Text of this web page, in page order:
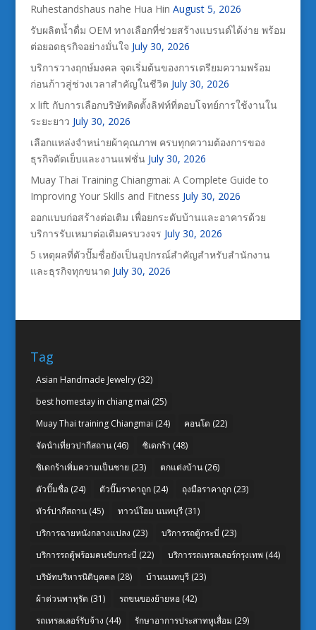
Ruhestandshaus nahe Hua Hin August 5, 2026
รับผลิตน้ำดื่ม OEM ทางเลือกที่ช่วยสร้างแบรนด์ได้ง่าย พร้อม
ต่อยอดธุรกิจอย่างมั่นใจ July 30, 2026
บริการวางฤกษ์มงคล จุดเริ่มต้นของการเตรียมความพร้อม
ก่อนก้าวสู่ช่วงเวลาสำคัญในชีวิต July 30, 2026
x lift กับการเลือกบริษัทติดตั้งลิฟท์ที่ตอบโจทย์การใช้งานใน
ระยะยาว July 30, 2026
เลือกแหล่งจำหน่ายผ้าคุณภาพ ครบทุกความต้องการของ
ธุรกิจตัดเย็บและงานแฟชั่น July 30, 2026
Muay Thai Training Chiangmai: A Complete Guide to
Improving Your Skills and Fitness July 30, 2026
ออกแบบก่อสร้างต่อเติม เพื่อยกระดับบ้านและอาคารด้วย
บริการรับเหมาต่อเติมครบวงจร July 30, 2026
5 เหตุผลที่ตัวปั๊มชื่อยังเป็นอุปกรณ์สำคัญสำหรับสำนักงาน
และธุรกิจทุกขนาด July 30, 2026
Tag
Asian Handmade Jewelry(32)
best homestay in chiang mai (25)
Muay Thai training Chiangmai (24) คอนโด (22)
จัดนำเที่ยวปากีสถาน(46) ซิเดกร้า (48)
ซิเดกร้าเพิ่มความเป็นชาย (23) ตกแต่งบ้าน(26)
ตัวปั๊มชื่อ(24) ตัวปั๊มราคาถูก(24) ถุงมือราคาถูก(23)
ทัวร์ปากีสถาน(45) ทาวน์โฮม นนทบุรี(31)
บริการฉายหนังกลางแปลง (23) บริการรถตู้กระบี่ (23)
บริการรถตู้พร้อมคนขับกระบี่ (22) บริการรถเทรลเลอร์กรุงเทพ (44)
บริษัทบริหารนิติบุคคล(28) บ้านนนทบุรี(23)
ผ้าต่วนพาหุรัด (31) รถขนของย้ายหอ(42)
รถเทรลเลอร์รับจ้าง (44) รักษาอาการประสาทหูเสื่อม (29)